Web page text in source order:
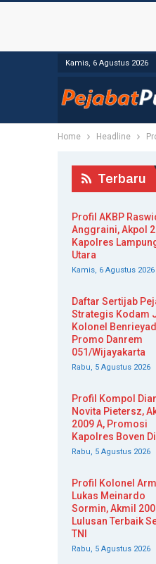
Kamis, 6 Agustus 2026
Home Headline
Terbaru
Profil AKBP
Anggraini, Akpol
Kapolres
Utara
Kamis, 6 Agustus 2026
Daftar Sertijab
Strategis Kodam
Kolonel
Promo Danrem
051/Wijayakarta
Rabu, 5 Agustus 2026
Profil Kompol
Novita Pietersz,
2009 A, Promosi
Kapolres Boven
Rabu, 5 Agustus 2026
Profil Kolonel Arm
Lukas Meinardo
Sormin, Akmil
Lulusan Terbaik
TNI
Rabu, 5 Agustus 2026